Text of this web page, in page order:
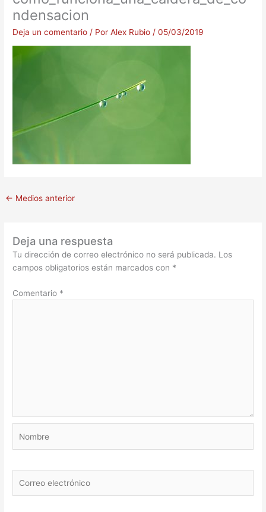
ndensacion
Deja un comentario / PorAlex Rubio /05/03/2019
← Medios anterior
Deja una respuesta
Tu dirección de correo electrónico no será publicada. Los
campos obligatorios están marcados con *
Comentario *
electrónico